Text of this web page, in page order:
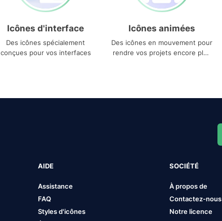
Icônes d'interface
Des icônes spécialement
conçues pour vos interfaces
Icônes animées
Des icônes en mouvement pour
rendre vos projets encore plus
AIDE
Assistance
FAQ
Styles d'icônes
SOCIÉTÉ
À propos de
Contactez-nous
Notre licence